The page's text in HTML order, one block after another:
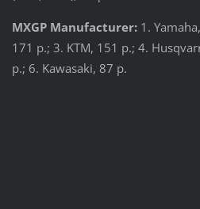
MXGP Manufacturer: 1.
171 p.; 3. KTM, 151 p.; 4.
p.; 6. Kawasaki, 87 p.